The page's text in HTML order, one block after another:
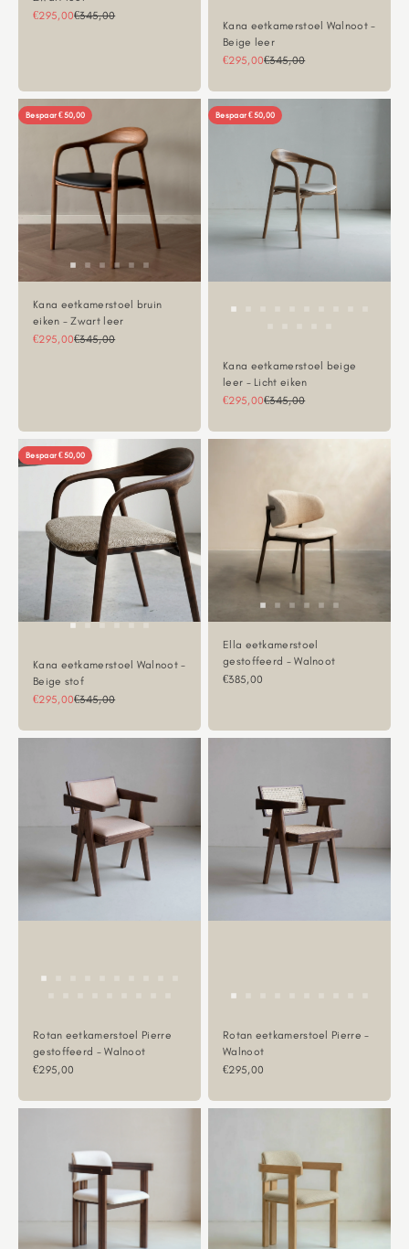
Aanbiedingsprijs
€295,00Normale prijs
€345,00
Kana eetkamerstoel Walnoot -
Beige leer
Aanbiedingsprijs
€295,00Normale prijs
€345,00
Bespaar €50,00
Kana eetkamerstoel bruin
eiken - Zwart leer
Aanbiedingsprijs
€295,00Normale prijs
€345,00
Bespaar €50,00
Kana eetkamerstoel beige
leer - Licht eiken
Aanbiedingsprijs
€295,00Normale prijs
€345,00
Bespaar €50,00
Kana eetkamerstoel Walnoot -
Beige stof
Aanbiedingsprijs
€295,00Normale prijs
€345,00
Ella eetkamerstoel
gestoffeerd - Walnoot
Aanbiedingsprijs
€385,00
Rotan eetkamerstoel Pierre
gestoffeerd - Walnoot
Aanbiedingsprijs
€295,00
Rotan eetkamerstoel Pierre -
Walnoot
Aanbiedingsprijs
€295,00